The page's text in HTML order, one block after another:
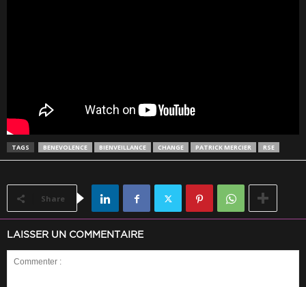
TAGS BENEVOLENCE BIENVEILLANCE CHANGE PATRICK MERCIER RSE
Share
LAISSER UN COMMENTAIRE